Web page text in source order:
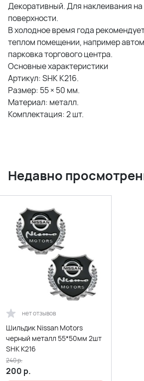
Декоративный. Для наклеивания
поверхности.
В холодное время года
теплом помещении, например
парковка торгового центра.
Основные характеристики
Артикул: SHK K216.
Размер: 55 × 50 мм.
Материал: металл.
Комплектация: 2 шт.
Недавно
нет отзывов
Шильдик Nissan Motors
черный металл 55*50мм 2шт
SHK K216
200 р.
240р.